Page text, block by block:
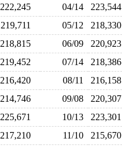
222,245 04/14
219,711 05/12
218,815 06/09
219,452 07/14
216,420 08/11
214,746 09/08
225,671 10/13
217,210 11/10